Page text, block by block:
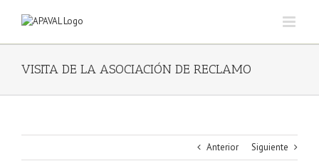
VISITA DE LA ASOCIACIÓN DE RECLAMO
Anterior Siguiente